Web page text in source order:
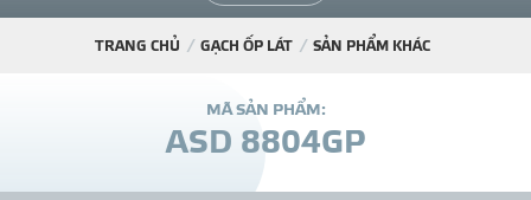
KÊNH PHÂN
TRANG CHỦ GẠCH ỐP LÁT SẢN PHẨM KHÁC
MÃ SẢN PHẨM:
ASD 8804GP